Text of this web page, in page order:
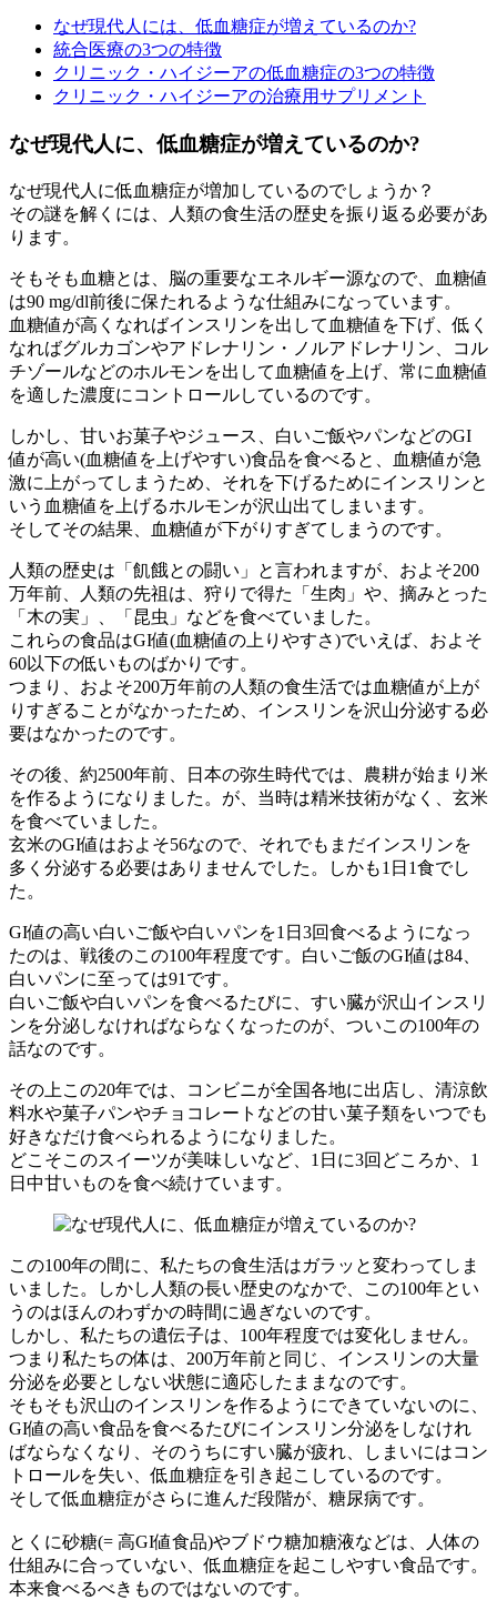
なぜ現代人には、低血糖症が増えているのか?
統合医療の3つの特徴
クリニック・ハイジーアの低血糖症の3つの特徴
クリニック・ハイジーアの治療用サプリメント
なぜ現代人に、低血糖症が増えているのか?
なぜ現代人に低血糖症が増加しているのでしょうか？
その謎を解くには、人類の食生活の歴史を振り返る必要があ
ります。
そもそも血糖とは、脳の重要なエネルギー源なので、血糖値
は90 mg/dl前後に保たれるような仕組みになっています。
血糖値が高くなればインスリンを出して血糖値を下げ、低く
なればグルカゴンやアドレナリン・ノルアドレナリン、コル
チゾールなどのホルモンを出して血糖値を上げ、常に血糖値
を適した濃度にコントロールしているのです。
しかし、甘いお菓子やジュース、白いご飯やパンなどのGI
値が高い(血糖値を上げやすい)食品を食べると、血糖値が急
激に上がってしまうため、それを下げるためにインスリンと
いう血糖値を上げるホルモンが沢山出てしまいます。
そしてその結果、血糖値が下がりすぎてしまうのです。
人類の歴史は「飢餓との闘い」と言われますが、およそ200
万年前、人類の先祖は、狩りで得た「生肉」や、摘みとった
「木の実」、「昆虫」などを食べていました。
これらの食品はGI値(血糖値の上りやすさ)でいえば、およそ
60以下の低いものばかりです。
つまり、およそ200万年前の人類の食生活では血糖値が上が
りすぎることがなかったため、インスリンを沢山分泌する必
要はなかったのです。
その後、約2500年前、日本の弥生時代では、農耕が始まり米
を作るようになりました。が、当時は精米技術がなく、玄米
を食べていました。
玄米のGI値はおよそ56なので、それでもまだインスリンを
多く分泌する必要はありませんでした。しかも1日1食でし
た。
GI値の高い白いご飯や白いパンを1日3回食べるようになっ
たのは、戦後のこの100年程度です。白いご飯のGI値は84、
白いパンに至っては91です。
白いご飯や白いパンを食べるたびに、すい臓が沢山インスリ
ンを分泌しなければならなくなったのが、ついこの100年の
話なのです。
その上この20年では、コンビニが全国各地に出店し、清涼飲
料水や菓子パンやチョコレートなどの甘い菓子類をいつでも
好きなだけ食べられるようになりました。
どこそこのスイーツが美味しいなど、1日に3回どころか、1
日中甘いものを食べ続けています。
この100年の間に、私たちの食生活はガラッと変わってしま
いました。しかし人類の長い歴史のなかで、この100年とい
うのはほんのわずかの時間に過ぎないのです。
しかし、私たちの遺伝子は、100年程度では変化しません。
つまり私たちの体は、200万年前と同じ、インスリンの大量
分泌を必要としない状態に適応したままなのです。
そもそも沢山のインスリンを作るようにできていないのに、
GI値の高い食品を食べるたびにインスリン分泌をしなけれ
ばならなくなり、そのうちにすい臓が疲れ、しまいにはコン
トロールを失い、低血糖症を引き起こしているのです。
そして低血糖症がさらに進んだ段階が、糖尿病です。
とくに砂糖(= 高GI値食品)やブドウ糖加糖液などは、人体の
仕組みに合っていない、低血糖症を起こしやすい食品です。
本来食べるべきものではないのです。